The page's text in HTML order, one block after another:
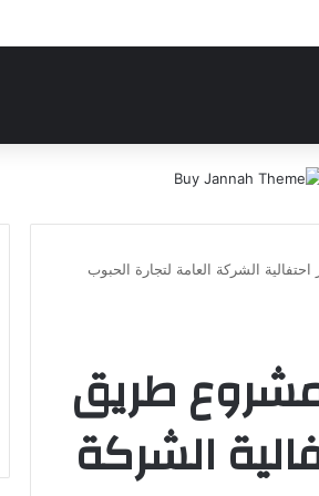
كافل اليتيم
الشركة العامة لتجارة الحبوب
طريق
الشركة